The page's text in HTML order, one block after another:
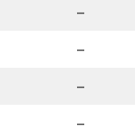
–
–
–
–